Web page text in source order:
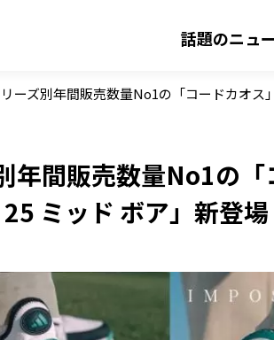
話題のニュ
ーズ別年間販売数量No1の「コードカオス
年間販売数量No1の「
ミッド ボア」新登場